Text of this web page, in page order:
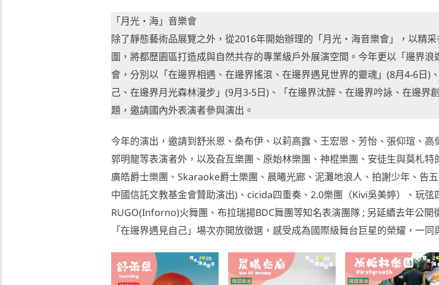
「月光‧海」音樂會
除了靜態藝術品展覽之外，從2016年開始辦理的「月光‧海音樂會」，以精
圍，將都歷園區打造成與自然共存的專業級戶外展演空間。今年更以「邊界
會，分別以「在邊界相遇、在邊界搖滾、在邊界遇見世界的靈魂」(8月4-6日)
己、在邊界月光森林漫步」(9月3-5日)、「在邊界沈醉、在邊界吟詠、在邊界
題，邀請國內外表演者參與演出。
今年的演出，邀請到舒米恩、桑布伊、以莉高露、王宏恩、芳怡、張仰瑄、高
郭明龍等表演者外，以及旮亙樂團、原始林樂團、神棍樂團、安徒生與莫札
廣皓爵士樂團、Skaraoke爵士樂團、晨曦光廊、泥灘地浪人、拍謝少年、告
中國信託文教基金會贊助演出)、cicida四重奏、2.0樂團（Kivi吳美婷）、玩弦
RUGO(Inforno)火舞團、布拉瑞揚BDC舞團等知名表演團隊 ; 另延續去年公開
「在邊界遇見自己」場次亦開放徵選，感受成為國際級舞台巨星的榮耀，一